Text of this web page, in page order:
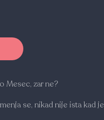
Mesec, zar ne?
se, nikad nije ista kad